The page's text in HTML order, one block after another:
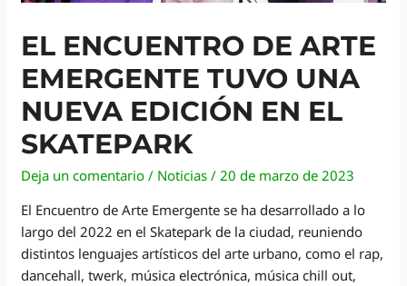
EL ENCUENTRO DE ARTE
EMERGENTE TUVO UNA
NUEVA EDICIÓN EN EL
SKATEPARK
Deja un comentario / Noticias / 20 de marzo de 2023
El Encuentro de Arte Emergente se ha desarrollado a lo
largo del 2022 en el Skatepark de la ciudad, reuniendo
distintos lenguajes artísticos del arte urbano, como el rap,
dancehall, twerk, música electrónica, música chill out,